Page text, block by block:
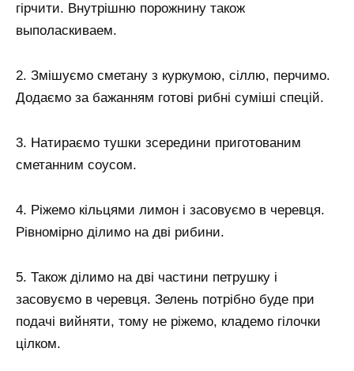
гірчити. Внутрішню порожнину також
выполаскиваем.
2. Змішуємо сметану з куркумою, сіллю, перчимо.
Додаємо за бажанням готові рибні суміші спецій.
3. Натираємо тушки зсередини приготованим
сметанним соусом.
4. Ріжемо кільцями лимон і засовуємо в черевця.
Рівномірно ділимо на дві рибини.
5. Також ділимо на дві частини петрушку і
засовуємо в черевця. Зелень потрібно буде при
подачі вийняти, тому не ріжемо, кладемо гілочки
цілком.